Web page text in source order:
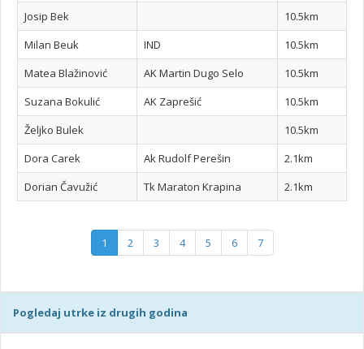
Josip Bek
10.5km
Milan Beuk
IND
10.5km
Matea Blažinović
AK Martin Dugo Selo
10.5km
Suzana Bokulić
AK Zaprešić
10.5km
Željko Bulek
10.5km
Dora Carek
Ak Rudolf Perešin
2.1km
Dorian Čavužić
Tk Maraton Krapina 2.1km
1 2 3 4 5 6 7
Pogledaj utrke iz drugih godina